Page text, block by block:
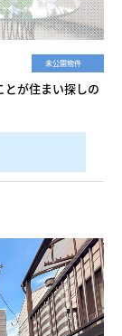
未公開物件
とが住まい探しの